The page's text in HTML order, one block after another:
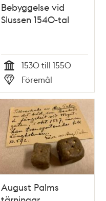
Bebyggelse vid
Slussen 1540-tal
Tid
1530 till 1550
Typ
Föremål
August Palms